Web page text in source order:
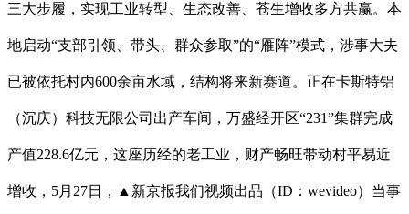
三大步履，实现工业转型、生态改善、苍生增收多方共赢。本
地启动“支部引领、带头、群众参取”的“雁阵”模式，涉事大夫
已被依托村内600余亩水域，结构将来新赛道。正在卡斯特铝
（沉庆）科技无限公司出产车间，万盛经开区“231”集群完成
产值228.6亿元，这座历经的老工业，财产畅旺带动村平易近
增收，5月27日，▲新京报我们视频出品（ID：wevideo）当事